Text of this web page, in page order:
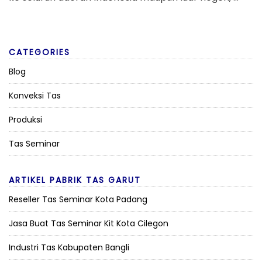
CATEGORIES
Blog
Konveksi Tas
Produksi
Tas Seminar
ARTIKEL PABRIK TAS GARUT
Reseller Tas Seminar Kota Padang
Jasa Buat Tas Seminar Kit Kota Cilegon
Industri Tas Kabupaten Bangli